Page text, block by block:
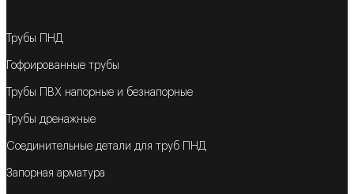
Трубы ПНД
Гофрированные трубы
Трубы ПВХ напорные и безнапорные
Трубы дренажные
Соединительные детали для труб ПНД
Запорная арматура